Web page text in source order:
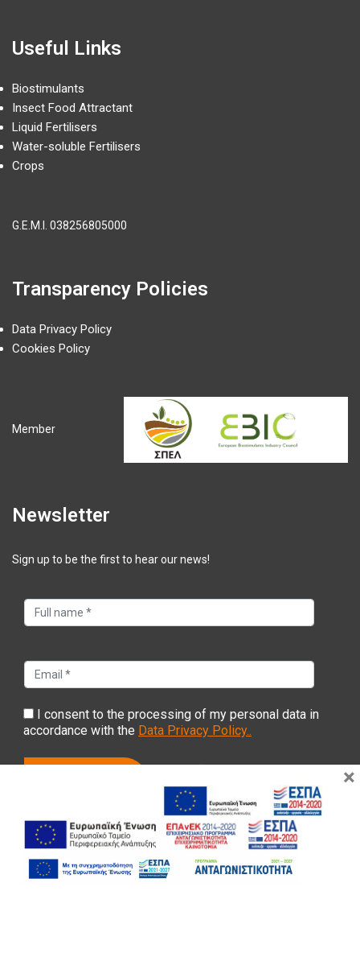
Useful Links
Biostimulants
Insect Food Attractant
Liquid Fertilisers
Water-soluble Fertilisers
Crops
G.E.M.I. 038256805000
Transparency Policies
Data Privacy Policy
Cookies Policy
Member
Newsletter
Sign up to be the first to hear our news!
I consent to the processing of my personal data in
accordance with the Data Privacy Policy..
×